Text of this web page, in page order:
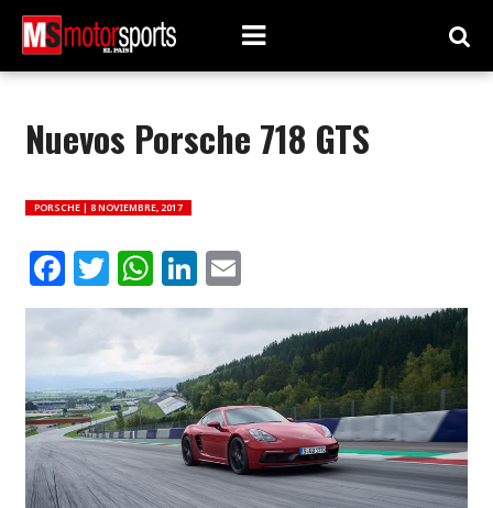
Nuevos Porsche 718 GTS
PORSCHE | 8 NOVIEMBRE, 2017
Facebook
Twitter
WhatsApp
LinkedIn
Email